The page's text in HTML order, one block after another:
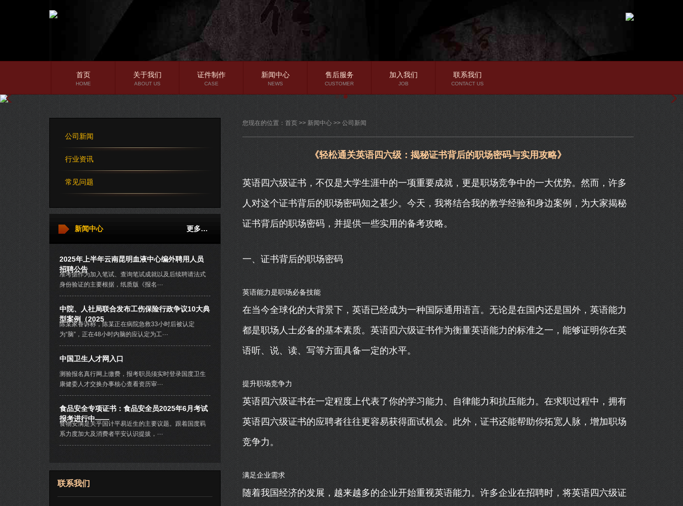
行业资讯
常见问题
首页
HOME
关于我们
ABOUT US
证件制作
CASE
新闻中心
NEWS
售后服务
CUSTOMER
加入我们
JOB
联系我们
CONTACT US
公司新闻
行业资讯
常见问题
更多…
新闻中心
2025年上半年云南昆明血液中心编外聘用人员
招聘公告
准考据作为加入笔试、查询笔试成就以及后续聘请法式
身份验证的主要根据，纸质版《报名···
中院、人社局联合发布工伤保险行政争议10大典
型案例（2025
陈某家眷诉称，陈某正在病院急救33小时后被认定
为“脑”，正在48小时内脑的应认定为工···
中国卫生人才网入口
测验报名真行网上缴费，报考职员须实时登录国度卫生
康健委人才交换办事核心查看资历审···
食品安全专项证书：食品安全员2025年6月考试
报考进行中——
食物安满是关乎国计平易近生的主要议题。跟着国度羁
系力度加大及消费者平安认识提拔，···
联系我们
您现在的位置： 首页 >> 新闻中心 >> 公司新闻
《轻松通关英语四六级：揭秘证书背后的职场密码与实用攻略》
英语四六级证书，不仅是大学生涯中的一项重要成就，更是职场竞争中的一大优势。然而，许多
人对这个证书背后的职场密码知之甚少。今天，我将结合我的教学经验和身边案例，为大家揭秘
证书背后的职场密码，并提供一些实用的备考攻略。
一、证书背后的职场密码
英语能力是职场必备技能
在当今全球化的大背景下，英语已经成为一种国际通用语言。无论是在国内还是国外，英语能力
都是职场人士必备的基本素质。英语四六级证书作为衡量英语能力的标准之一，能够证明你在英
语听、说、读、写等方面具备一定的水平。
提升职场竞争力
英语四六级证书在一定程度上代表了你的学习能力、自律能力和抗压能力。在求职过程中，拥有
英语四六级证书的应聘者往往更容易获得面试机会。此外，证书还能帮助你拓宽人脉，增加职场
竞争力。
满足企业需求
随着我国经济的发展，越来越多的企业开始重视英语能力。许多企业在招聘时，将英语四六级证